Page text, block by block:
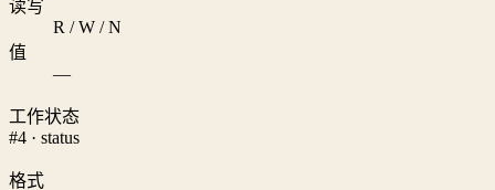
读写
R / W / N
值
—
工作状态
#4 · status
格式